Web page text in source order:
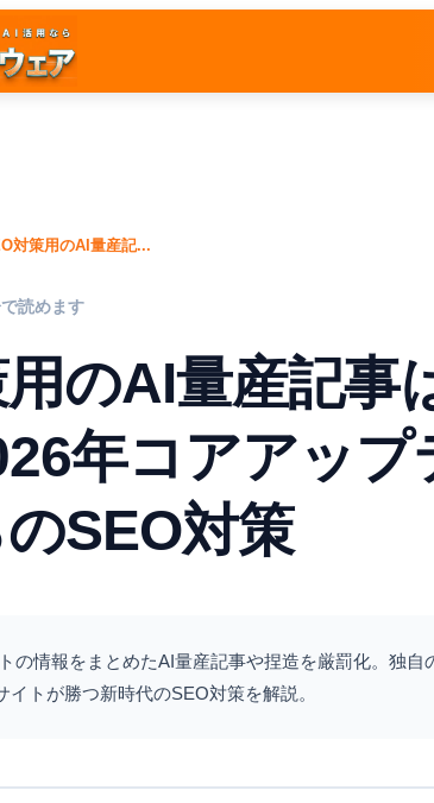
対策用のAI量産記...
で読めます
のAI量産記事
年コアアップ
SEO対策
の情報をまとめたAI量産記事や捏造を厳罰化。独自
イトが勝つ新時代のSEO対策を解説。